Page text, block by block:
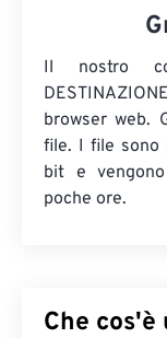
Il nostro
browser web.
file. I file sono
bit e
poche ore.
Che cos'è